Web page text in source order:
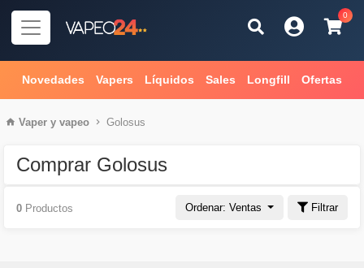
0
Novedades Vapers Líquidos Sales Longfill Ofertas
Vaper y vapeo Golosus
Comprar Golosus
Ordenar: Ventas Filtrar
0 Productos